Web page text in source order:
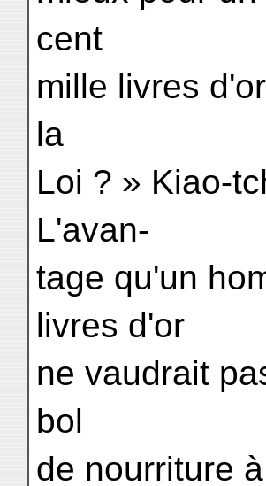
cent
mille livres
la
Loi ? » Kiao-
L'avan-
tage qu'un
livres d'or
ne vaudrait
bol
de nourriture